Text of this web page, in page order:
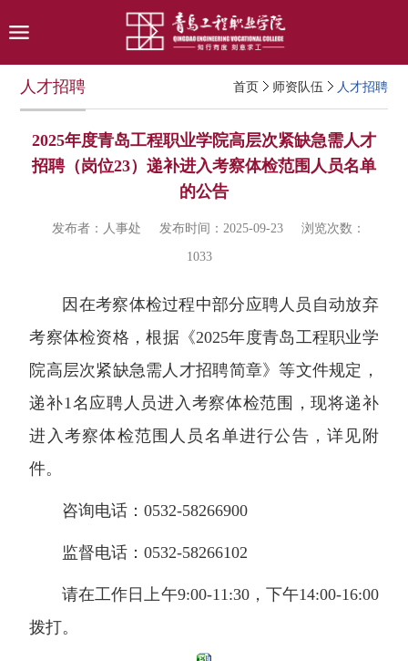
首页 师资队伍 人才招聘
人才招聘
2025年度青岛工程职业学院高层次紧缺急需人才
招聘（岗位23）递补进入考察体检范围人员名单
的公告
发布者：人事处 发布时间：2025-09-23 浏览次数：
1033
因在考察体检过程中部分应聘人员自动放弃
考察体检资格，根据《2025年度青岛工程职业学
院高层次紧缺急需人才招聘简章》等文件规定，
递补1名应聘人员进入考察体检范围，现将递补
进入考察体检范围人员名单进行公告，详见附
件。
咨询电话：0532-58266900
监督电话：0532-58266102
请在工作日上午9:00-11:30，下午14:00-16:00
拨打。